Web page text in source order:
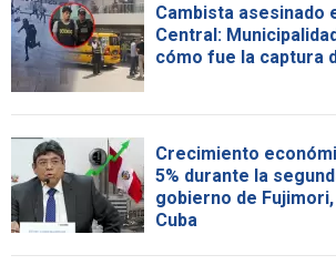
Cambista asesinado
Central:
cómo fue la captura
Crecimiento
5% durante la
gobierno de
Cuba